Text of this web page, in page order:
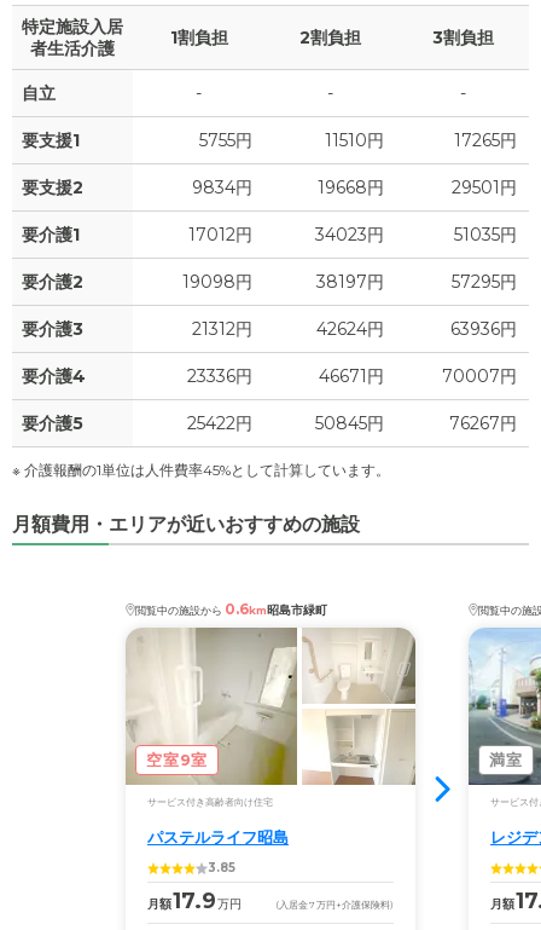
特定施設入居
者生活介護
1割負担 2割負担 3割負担
自立 - - -
要支援1 5755円 11510円 17265円
要支援2 9834円 19668円 29501円
要介護1 17012円 34023円 51035円
要介護2 19098円 38197円 57295円
要介護3 21312円 42624円 63936円
要介護4 23336円 46671円 70007円
要介護5 25422円 50845円 76267円
※ 介護報酬の1単位は人件費率45%として計算しています。
月額費用・エリアが近いおすすめの施設
閲覧中の施設から 0.6km昭島市緑町
空室9室
サービス付き高齢者向け住宅
パステルライフ昭島
3.85
月額17.9万円 (入居金7 万円 +介護保険料)
閲覧中の施
満室
サービス付
レジ
月額